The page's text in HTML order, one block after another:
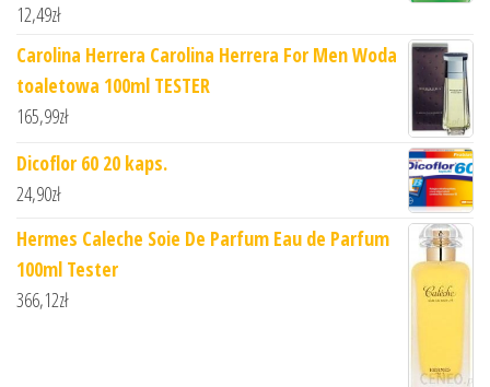
12,49zł
Carolina Herrera Carolina Herrera For Men Woda
toaletowa 100ml TESTER
165,99zł
Dicoflor 60 20 kaps.
24,90zł
Hermes Caleche Soie De Parfum Eau de Parfum
100ml Tester
366,12zł